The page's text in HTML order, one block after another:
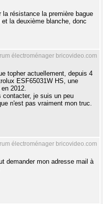
la résistance la première bague
la deuxième blanche, donc
électroménager bricovideo.com
topher actuellement, depuis 4
ESF65031W HS, une
2012.
contacter, je suis un peu
n'est pas vraiment mon truc.
électroménager bricovideo.com
demander mon adresse mail à